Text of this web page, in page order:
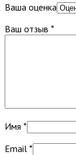
Ваша оценка
Ваш отзыв *
Имя *
Email *